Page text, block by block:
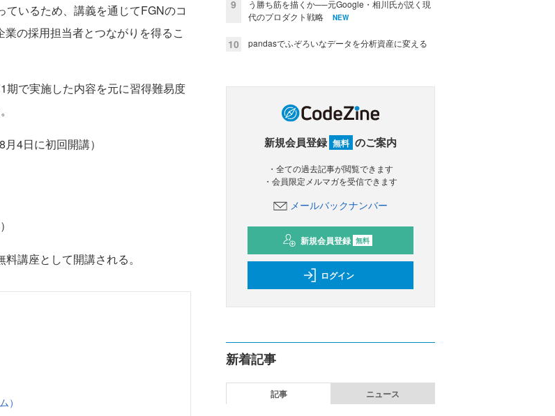
いるため、講義を通じてFGNのコ
の採用担当者とつながりを得るこ
で実施した内容を元に習得難易度
4日に初回開講）
講座として開講される。
）
9
う勝ち筋を描くか──元Google・相川氏が説く現
代のプロダクト戦略
NEW
10 pandasでふぞろいなデータを分析資産に変える
新規会員登録 無料 のご案内
・全ての過去記事が閲覧できます
・会員限定メルマガを受信できます
メールバックナンバー
新規会員登録 無料
ログイン
新着記事
記事 ニュース